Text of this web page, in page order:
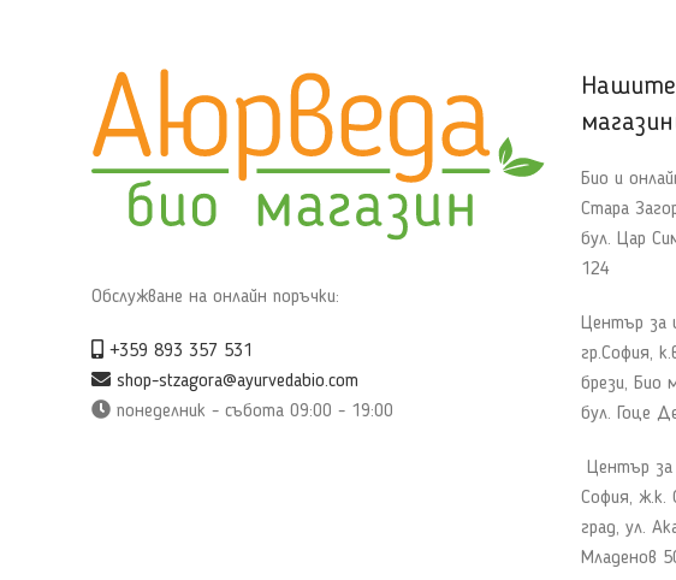
Обслужване на онлайн поръчки:
+359 893 357 531
shop-stzagora@ayurvedabio.com
понеделник - събота 09:00 - 19:00
Нашите
Био и
Стара
бул. Цар
124
Център за
гр.София,
брези, Био
бул. Гоце
Център
София, ж.к.
град, ул.
Младенов